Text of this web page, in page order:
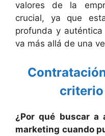
valores de la
crucial, ya que
profunda y
va más allá de una
¿Por qué buscar a
marketing cuando